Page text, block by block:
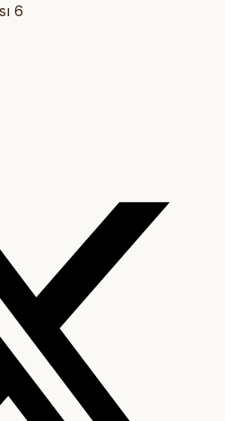
6